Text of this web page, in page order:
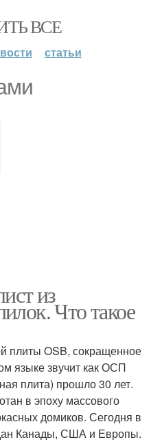
ВСЕ
статьи
из
Что такое
плиты OSB, сокращенное
языке звучит как ОСП
плита) прошло 30 лет.
в эпоху массового
домиков. Сегодня в
Канады, США и Европы.